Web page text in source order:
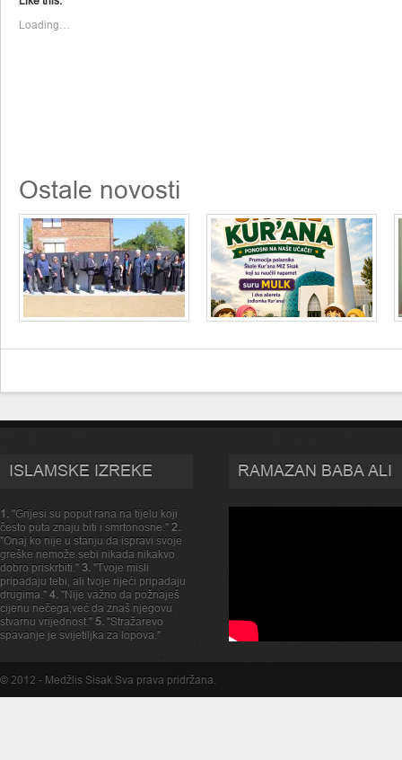
new
Loading…
Ostale novosti
ISLAMSKE IZREKE
1. "Grijesi su poput rana na tijelu koji
često puta znaju biti i smrtonosne." 2.
"Onaj ko nije u stanju da ispravi svoje
greške nemože sebi nikada nikakvo
dobro priskrbiti." 3. "Tvoje misli
pripadaju tebi, ali tvoje rijeći pripadaju
drugima." 4. "Nije važno da požnaješ
cijenu nečega,već da znaš njegovu
stvarnu vrijednost." 5. "Stražarevo
spavanje je svijetiljka za lopova."
RAMAZAN BABA ALI
© 2012 - Medžlis Sisak .Sva prava pridržana.